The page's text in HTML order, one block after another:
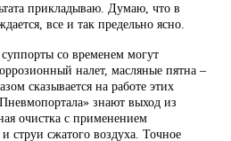
прикладываю. Думаю, что в
все и так предельно ясно.
со временем могут
налет, масляные пятна –
сказывается на работе этих
знают выход из
очистка с применением
струи сжатого воздуха. Точное